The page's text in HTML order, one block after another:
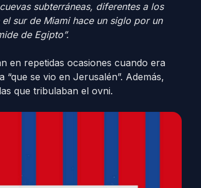
subterráneas, diferentes a los
sur de Miami hace un siglo por un
de Egipto”.
en repetidas ocasiones cuando era
se vio en Jerusalén”. Además,
que tribulaban el ovni.